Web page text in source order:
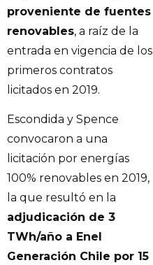
proveniente de fuentes
renovables, a raíz de la
entrada en vigencia de los
primeros contratos
licitados en 2019.
Escondida y Spence
convocaron a una
licitación por energías
100% renovables en 2019,
la que resultó en la
adjudicación de 3
TWh/año a Enel
Generación Chile por 15